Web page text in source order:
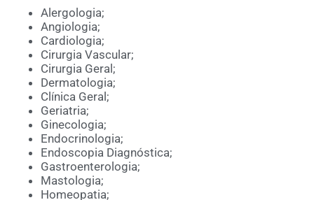
Alergologia;
Angiologia;
Cardiologia;
Cirurgia Vascular;
Cirurgia Geral;
Dermatologia;
Clínica Geral;
Geriatria;
Ginecologia;
Endocrinologia;
Endoscopia Diagnóstica;
Gastroenterologia;
Mastologia;
Homeopatia;